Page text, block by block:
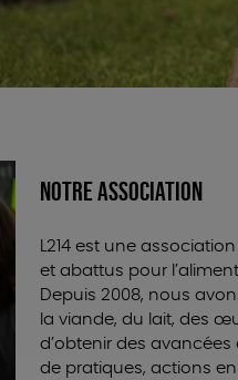
NOTRE ASSOCIATION
L214 est une
et abattus pour
Depuis 2008, nous
la viande, du lait, des
d’obtenir des
de pratiques, actions